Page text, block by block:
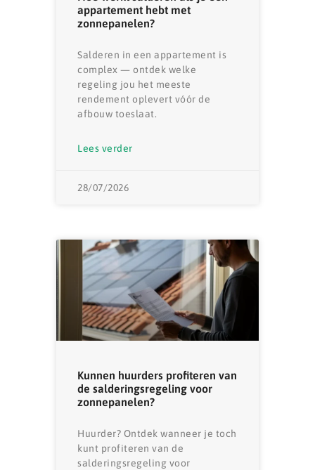
appartement hebt met
zonnepanelen?
Salderen in een appartement is
complex — ontdek welke
regeling jou het meeste
rendement oplevert vóór de
afbouw toeslaat.
Lees verder
28/07/2026
Kunnen huurders profiteren van
de salderingsregeling voor
zonnepanelen?
Huurder? Ontdek wanneer je toch
kunt profiteren van de
salderingsregeling voor